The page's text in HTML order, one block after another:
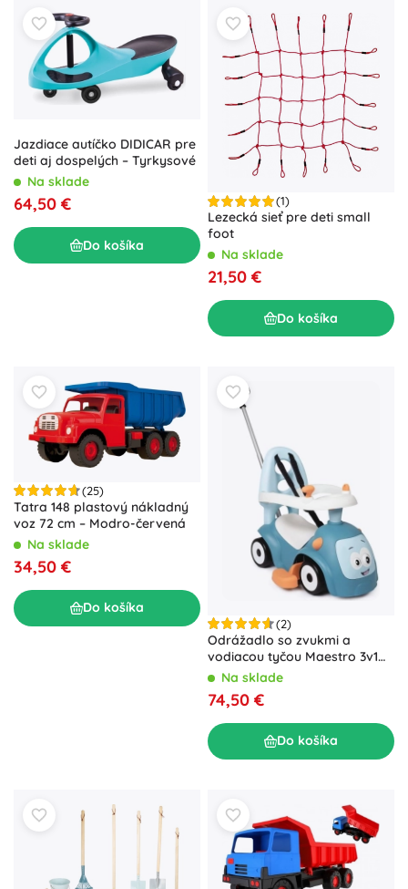
Jazdiace autíčko DIDICAR pre
deti aj dospelých – Tyrkysové
Na sklade
64,50 €
Do košíka
(1)
Lezecká sieť pre deti small
foot
Na sklade
21,50 €
Do košíka
(25)
Tatra 148 plastový nákladný
voz 72 cm – Modro-červená
Na sklade
34,50 €
Do košíka
(2)
Odrážadlo so zvukmi a
vodiacou tyčou Maestro 3v1
modré
Na sklade
74,50 €
Do košíka